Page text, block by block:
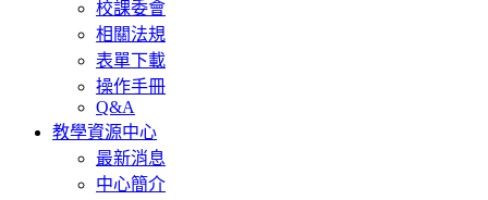
校課委會
相關法規
表單下載
操作手冊
Q&A
教學資源中心
最新消息
中心簡介